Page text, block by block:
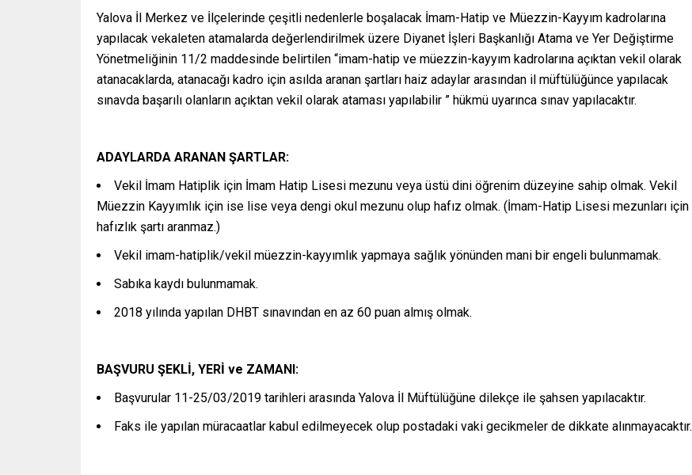
Yalova İl Merkez ve İlçelerinde çeşitli nedenlerle boşalacak İmam-Hatip ve Müezzin-Kayyım kadrolarına
yapılacak vekaleten atamalarda değerlendirilmek üzere Diyanet İşleri Başkanlığı Atama ve Yer Değiştirme
Yönetmeliğinin 11/2 maddesinde belirtilen “imam-hatip ve müezzin-kayyım kadrolarına açıktan vekil olarak
atanacaklarda, atanacağı kadro için asılda aranan şartları haiz adaylar arasından il müftülüğünce yapılacak
sınavda başarılı olanların açıktan vekil olarak ataması yapılabilir ” hükmü uyarınca sınav yapılacaktır.
ADAYLARDA ARANAN ŞARTLAR:
Vekil İmam Hatiplik için İmam Hatip Lisesi mezunu veya üstü dini öğrenim düzeyine sahip olmak. Vekil
Müezzin Kayyımlık için ise lise veya dengi okul mezunu olup hafız olmak. (İmam-Hatip Lisesi mezunları için
hafızlık şartı aranmaz.)
Vekil imam-hatiplik/vekil müezzin-kayyımlık yapmaya sağlık yönünden mani bir engeli bulunmamak.
Sabıka kaydı bulunmamak.
2018 yılında yapılan DHBT sınavından en az 60 puan almış olmak.
BAŞVURU ŞEKLİ, YERİ ve ZAMANI:
Başvurular 11-25/03/2019 tarihleri arasında Yalova İl Müftülüğüne dilekçe ile şahsen yapılacaktır.
Faks ile yapılan müracaatlar kabul edilmeyecek olup postadaki vaki gecikmeler de dikkate alınmayacaktır.